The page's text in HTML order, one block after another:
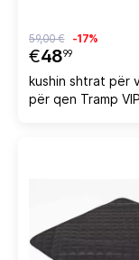
€4899
59,00 € -17%
kushin shtrat për
për qen Tramp VIP